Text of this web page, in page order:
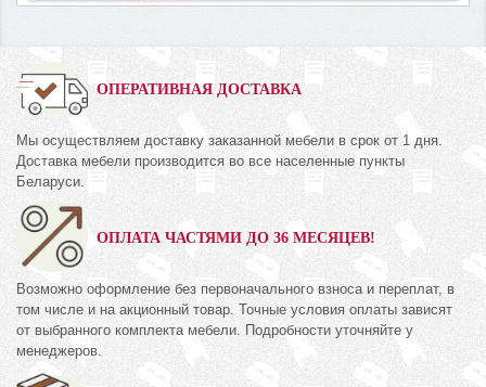
ОПЕРАТИВНАЯ ДОСТАВКА
Мы осуществляем доставку заказанной мебели в срок от 1 дня.
Доставка мебели производится во все населенные пункты
Беларуси.
ОПЛАТА ЧАСТЯМИ ДО 36 МЕСЯЦЕВ!
Возможно оформление без первоначального взноса и переплат, в
том числе и на акционный товар. Точные условия оплаты зависят
от выбранного комплекта мебели. Подробности уточняйте у
менеджеров.